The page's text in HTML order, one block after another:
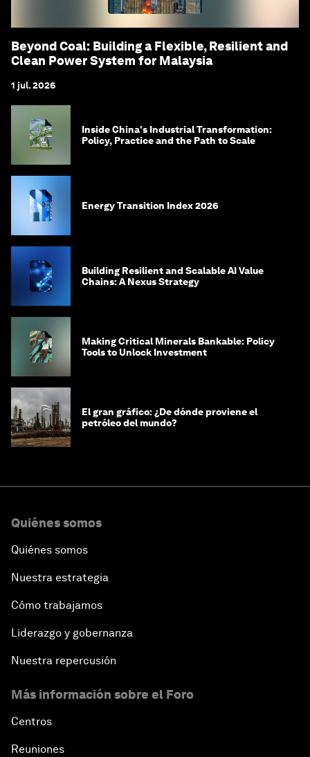
Beyond Coal: Building a Flexible, Resilient and
Clean Power System for Malaysia
1 jul. 2026
Inside China's Industrial Transformation:
Policy, Practice and the Path to Scale
Energy Transition Index 2026
Building Resilient and Scalable AI Value
Chains: A Nexus Strategy
Making Critical Minerals Bankable: Policy
Tools to Unlock Investment
El gran gráfico: ¿De dónde proviene el
petróleo del mundo?
Quiénes somos
Quiénes somos
Nuestra estrategia
Cómo trabajamos
Liderazgo y gobernanza
Nuestra repercusión
Más información sobre el Foro
Centros
Reuniones